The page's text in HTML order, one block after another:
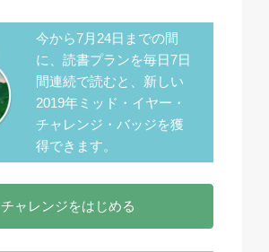
今から7月24日までの間
に、読書プランを毎日7日
間連続で読むと、新しい
2019年ミッド・イヤー・
チャレンジ・バッジを獲
得できます。
チャレンジをはじめる